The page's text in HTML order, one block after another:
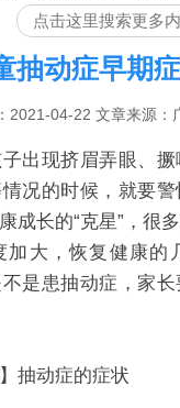
抽动症早期
2021-04-22 文章来源：
现挤眉弄眼、撅
况的时候，就要警
成长的“克星”，很
加大，恢复健康的
是患抽动症，家
动症的症状